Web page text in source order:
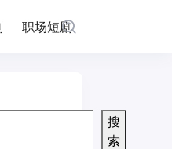
职场短剧
搜
索